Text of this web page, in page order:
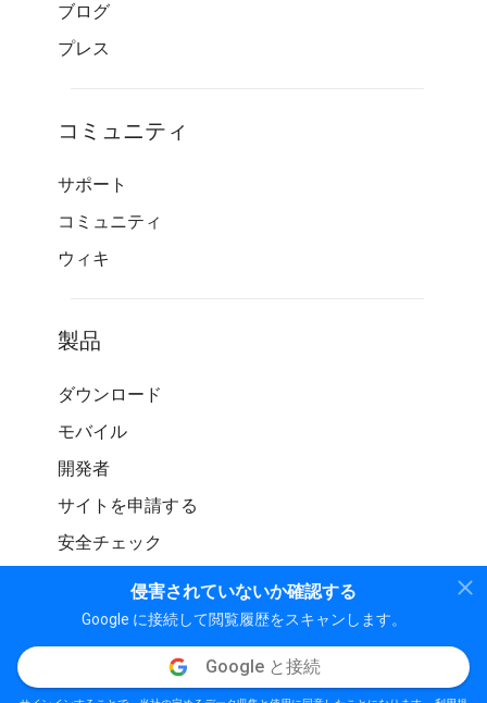
侵害されていないか確認する
Google に接続して閲覧履歴をスキャンします。
Google と接続
ブログ
プレス
コミュニティ
サポート
コミュニティ
ウィキ
製品
ダウンロード
モバイル
開発者
サイトを申請する
安全チェック
© WOT サービス LP。 無断転載を禁じます